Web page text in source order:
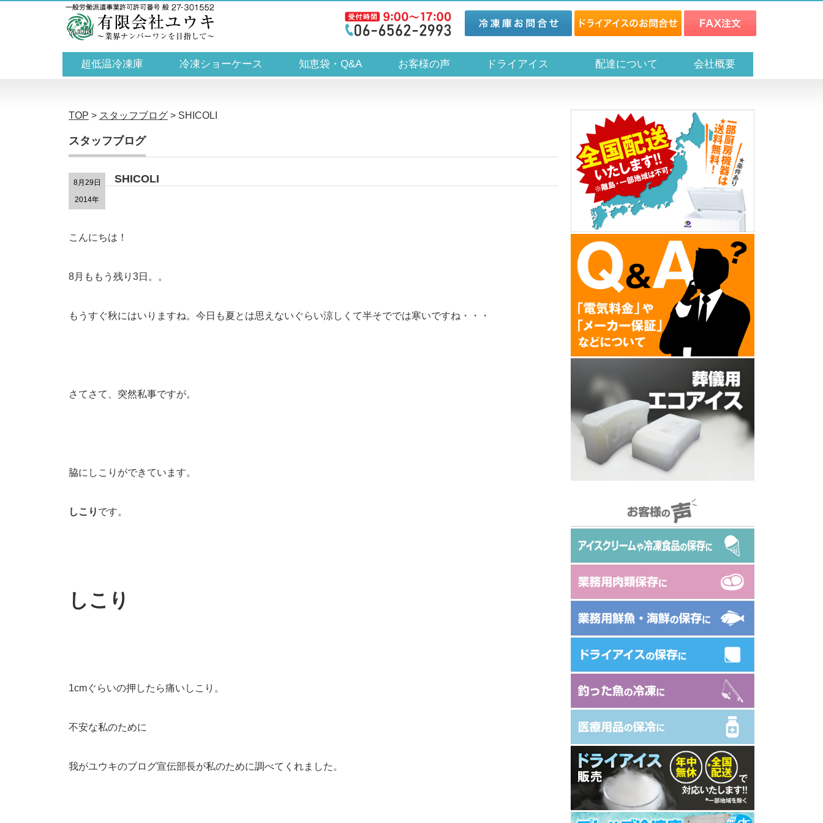
超低温冷凍庫 冷凍ショーケース 知恵袋・Q&A お客様の声 ドライアイス 配達について 会社概要
TOP > スタッフブログ > SHICOLI
スタッフブログ
8月29日
2014年
SHICOLI
こんにちは！
8月ももう残り3日。。
もうすぐ秋にはいりますね。今日も夏とは思えないぐらい涼しくて半そででは寒いですね・・・
さてさて、突然私事ですが。
脇にしこりができています。
しこり です。
しこり
1cmぐらいの押したら痛いしこり。
不安な私のために
我がユウキのブログ宣伝部長が私のために調べてくれました。